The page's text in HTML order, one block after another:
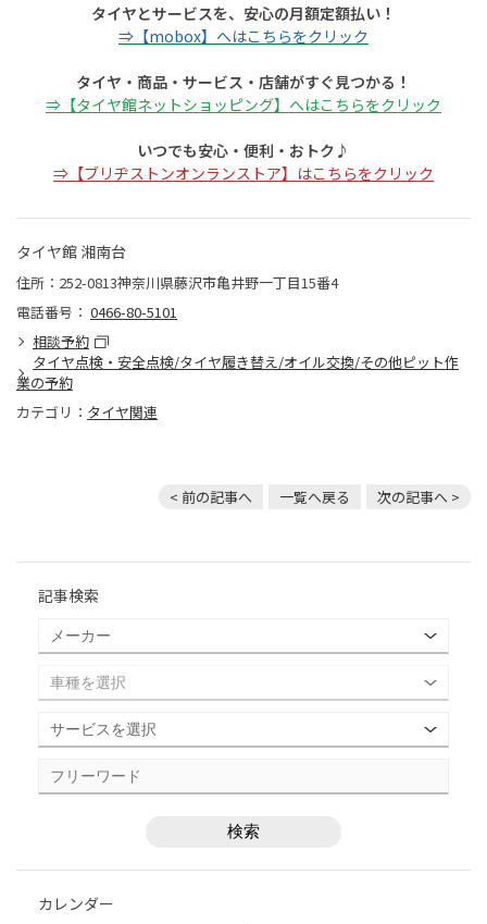
タイヤとサービスを、安心の月額定額払い！
⇒【mobox】へはこちらをクリック
タイヤ・商品・サービス・店舗がすぐ見つかる！
⇒【タイヤ館ネットショッピング】へはこちらをクリック
いつでも安心・便利・おトク♪
⇒【ブリヂストンオンランストア】はこちらをクリック
タイヤ館 湘南台
住所：252-0813神奈川県藤沢市亀井野一丁目15番4
電話番号： 0466-80-5101
相談予約
タイヤ点検・安全点検/タイヤ履き替え/オイル交換/その他ピット作
業の予約
カテゴリ： タイヤ関連
< 前の記事へ 一覧へ戻る 次の記事へ >
記事検索
カレンダー